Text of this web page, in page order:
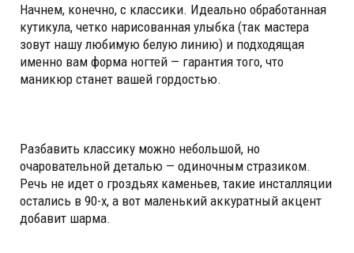
Начнем, конечно, с классики. Идеально обработанная
кутикула, четко нарисованная улыбка (так мастера
зовут нашу любимую белую линию) и подходящая
именно вам форма ногтей — гарантия того, что
маникюр станет вашей гордостью.
Разбавить классику можно небольшой, но
очаровательной деталью — одиночным стразиком.
Речь не идет о гроздьях каменьев, такие инсталляции
остались в 90-х, а вот маленький аккуратный акцент
добавит шарма.